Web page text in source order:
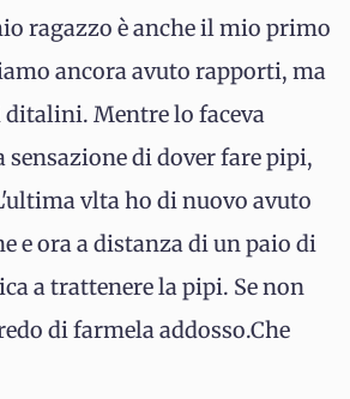
ragazzo è anche il mio primo
ancora avuto rapporti, ma
Mentre lo faceva
di dover fare pipi,
vlta ho di nuovo avuto
e ora a distanza di un paio di
a trattenere la pipi. Se non
di farmela addosso.Che